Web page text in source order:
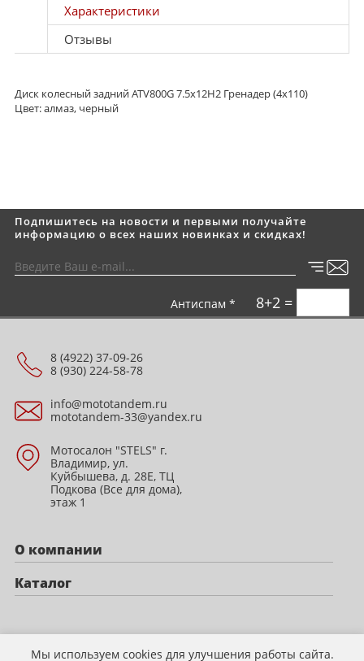
Мы используем cookies для улучшения работы сайта.
Характеристики
Отзывы
Диск колесный задний ATV800G 7.5x12H2 Гренадер (4x110)
Цвет: алмаз, черный
Подпишитесь на новости и первыми получайте
информацию о всех наших новинках и скидках!
Антиспам * 8+2 =
8 (4922) 37-09-26
8 (930) 224-58-78
info@mototandem.ru
mototandem-33@yandex.ru
Мотосалон "STELS" г.
Владимир, ул.
Куйбышева, д. 28Е, ТЦ
Подкова (Все для дома),
этаж 1
О компании
Каталог
Политика конфиденциальности